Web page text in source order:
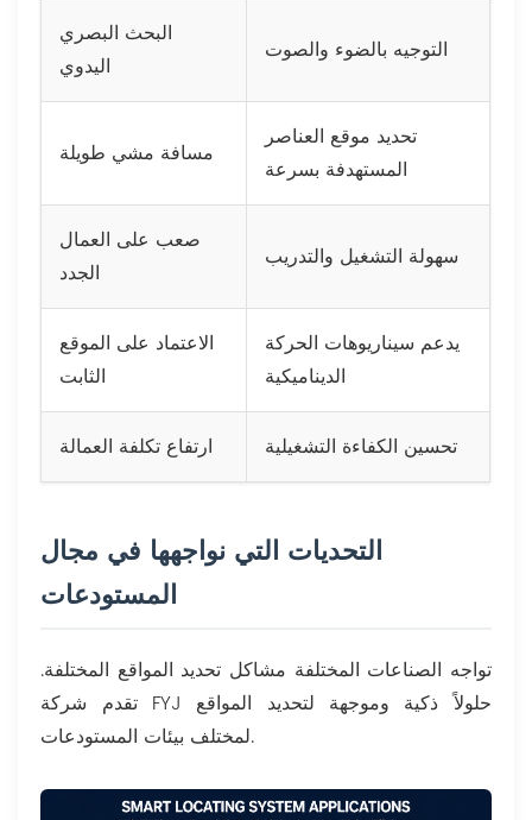
البحث البصري
اليدوي
التوجيه بالضوء والصوت
مسافة مشي طويلة
تحديد موقع العناصر
المستهدفة بسرعة
صعب على العمال
الجدد
سهولة التشغيل والتدريب
الاعتماد على الموقع
الثابت
يدعم سيناريوهات الحركة
الديناميكية
ارتفاع تكلفة العمالة تحسين الكفاءة التشغيلية
التحديات التي نواجهها في مجال
المستودعات
تواجه الصناعات المختلفة مشاكل تحديد المواقع المختلفة.
تقدم شركة FYJ حلولاً ذكية وموجهة لتحديد المواقع
لمختلف بيئات المستودعات.